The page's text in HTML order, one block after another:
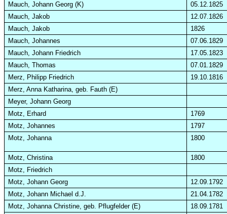
Mauch, Johann Georg (K)
05.12.1825
Mauch, Jakob
12.07.1826
Mauch, Jakob
1826
Mauch, Johannes
07.06.1829
Mauch, Johann Friedrich
17.05.1823
Mauch, Thomas
07.01.1829
Merz, Philipp Friedrich
19.10.1816
Merz, Anna Katharina, geb. Fauth (E)
Meyer, Johann Georg
Motz, Erhard
1769
Motz, Johannes
1797
Motz, Johanna
1800
Motz, Christina
1800
Motz, Friedrich
Motz, Johann Georg
12.09.1792
Motz, Johann Michaeld.J.
21.04.1782
Motz, Johanna Christine, geb. Pflugfelder (E)
18.09.1781